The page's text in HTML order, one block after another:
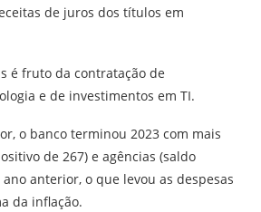
de juros dos títulos em
é fruto da contratação de
e de investimentos em TI.
o banco terminou 2023 com mais
de 267) e agências (saldo
anterior, o que levou as despesas
da inflação.